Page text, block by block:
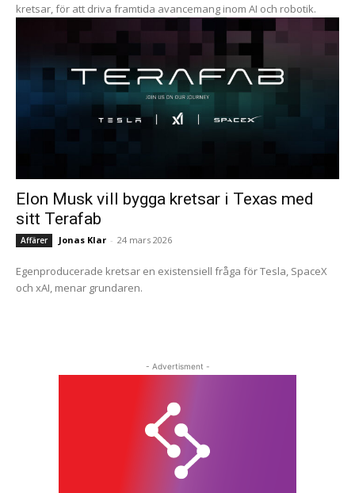
kretsar, för att driva framtida avancemang inom AI och robotik.
Elon Musk vill bygga kretsar i Texas med
sitt Terafab
Affärer Jonas Klar - 24 mars 2026
Egenproducerade kretsar en existensiell fråga för Tesla, SpaceX
och xAI, menar grundaren.
- Advertisment -